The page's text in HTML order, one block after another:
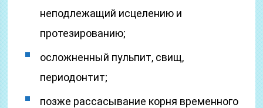
неподлежащий исцелению и
протезированию;
осложненный пульпит, свищ,
периодонтит;
позже рассасывание корня временного